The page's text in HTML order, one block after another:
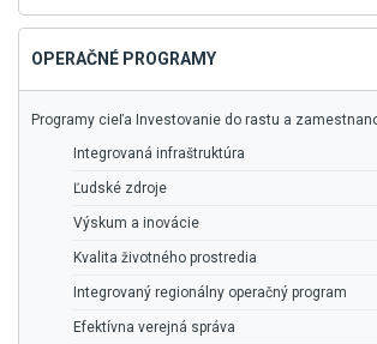
OPERAČNÉ PROGRAMY
Programy cieľa Investovanie do rastu a
Integrovaná infraštruktúra
Ľudské zdroje
Výskum a inovácie
Kvalita životného prostredia
Integrovaný regionálny operačný program
Efektívna verejná správa